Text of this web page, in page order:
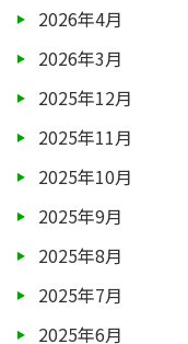
2026年4月
2026年3月
2025年12月
2025年11月
2025年10月
2025年9月
2025年8月
2025年7月
2025年6月